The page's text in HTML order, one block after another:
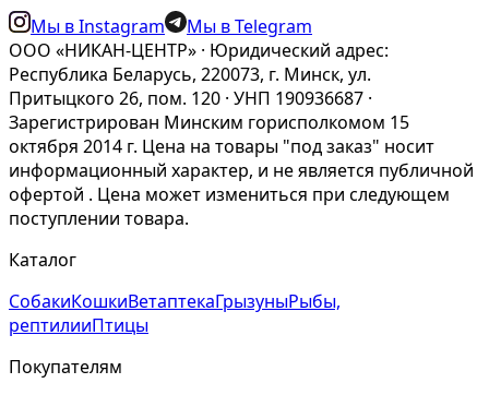
Мы в Instagram
Мы в Telegram
ООО «НИКАН-ЦЕНТР» · Юридический адрес:
Республика Беларусь, 220073, г. Минск, ул.
Притыцкого 26, пом. 120 · УНП 190936687 ·
Зарегистрирован Минским горисполкомом 15
октября 2014 г. Цена на товары "под заказ" носит
информационный характер, и не является публичной
офертой . Цена может измениться при следующем
поступлении товара.
Каталог
СобакиКошкиВетаптекаГрызуныРыбы,
рептилииПтицы
Покупателям